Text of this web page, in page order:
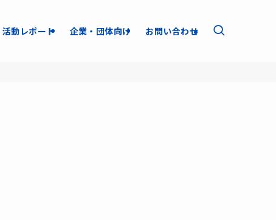
活動レポート 企業・団体向け お問い合わせ